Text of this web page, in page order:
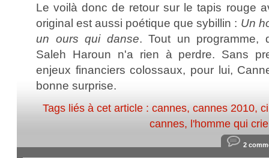
Le voilà donc de retour sur le tapis rouge
original est aussi poétique que sybillin : Un
un ours qui danse. Tout un programme,
Saleh Haroun n'a rien à perdre. Sans
enjeux financiers colossaux, pour lui,
bonne surprise.
Tags liés à cet article : cannes, cannes 2010,
cannes, l'homme qui crie
2